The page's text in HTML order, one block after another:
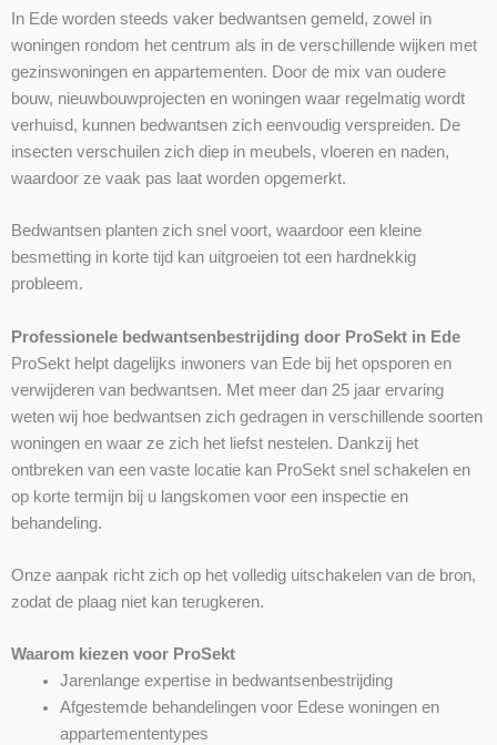
In Ede worden steeds vaker bedwantsen gemeld, zowel in
woningen rondom het centrum als in de verschillende wijken met
gezinswoningen en appartementen. Door de mix van oudere
bouw, nieuwbouwprojecten en woningen waar regelmatig wordt
verhuisd, kunnen bedwantsen zich eenvoudig verspreiden. De
insecten verschuilen zich diep in meubels, vloeren en naden,
waardoor ze vaak pas laat worden opgemerkt.
Bedwantsen planten zich snel voort, waardoor een kleine
besmetting in korte tijd kan uitgroeien tot een hardnekkig
probleem.
Professionele bedwantsenbestrijding door ProSekt in Ede
ProSekt helpt dagelijks inwoners van Ede bij het opsporen en
verwijderen van bedwantsen. Met meer dan 25 jaar ervaring
weten wij hoe bedwantsen zich gedragen in verschillende soorten
woningen en waar ze zich het liefst nestelen. Dankzij het
ontbreken van een vaste locatie kan ProSekt snel schakelen en
op korte termijn bij u langskomen voor een inspectie en
behandeling.
Onze aanpak richt zich op het volledig uitschakelen van de bron,
zodat de plaag niet kan terugkeren.
Waarom kiezen voor ProSekt
Jarenlange expertise in bedwantsenbestrijding
Afgestemde behandelingen voor Edese woningen en
appartemententypes